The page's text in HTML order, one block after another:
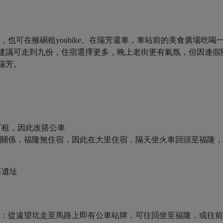
也可在猴硐租youbike、在瑞芳還車，車站前的美食廣場吃喝
議可走到九份，住宿選擇更多，晚上老街更有氣氛，但因連假
芳。
，因此改搭公車
係，福隆無住宿，因此在大里住宿，隔天坐火車回頭至福隆
址
從遠望坑走至馬路上即有公車站牌，可往回坐至福隆，或往